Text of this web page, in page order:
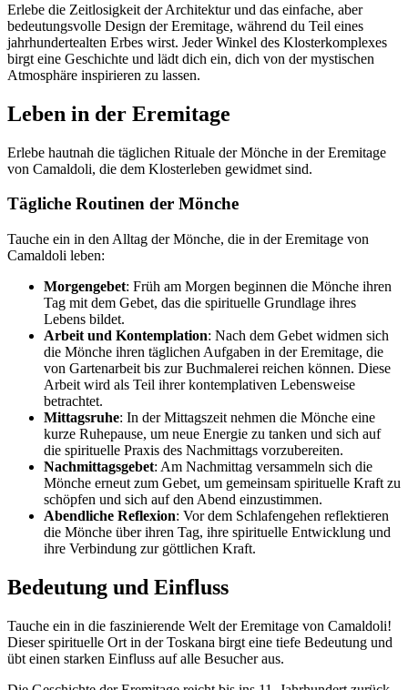
Erlebe die Zeitlosigkeit der Architektur und das einfache, aber
bedeutungsvolle Design der Eremitage, während du Teil eines
jahrhundertealten Erbes wirst. Jeder Winkel des Klosterkomplexes
birgt eine Geschichte und lädt dich ein, dich von der mystischen
Atmosphäre inspirieren zu lassen.
Leben in der Eremitage
Erlebe hautnah die täglichen Rituale der Mönche in der Eremitage
von Camaldoli, die dem Klosterleben gewidmet sind.
Tägliche Routinen der Mönche
Tauche ein in den Alltag der Mönche, die in der Eremitage von
Camaldoli leben:
Morgengebet: Früh am Morgen beginnen die Mönche ihren
Tag mit dem Gebet, das die spirituelle Grundlage ihres
Lebens bildet.
Arbeit und Kontemplation: Nach dem Gebet widmen sich
die Mönche ihren täglichen Aufgaben in der Eremitage, die
von Gartenarbeit bis zur Buchmalerei reichen können. Diese
Arbeit wird als Teil ihrer kontemplativen Lebensweise
betrachtet.
Mittagsruhe: In der Mittagszeit nehmen die Mönche eine
kurze Ruhepause, um neue Energie zu tanken und sich auf
die spirituelle Praxis des Nachmittags vorzubereiten.
Nachmittagsgebet: Am Nachmittag versammeln sich die
Mönche erneut zum Gebet, um gemeinsam spirituelle Kraft zu
schöpfen und sich auf den Abend einzustimmen.
Abendliche Reflexion: Vor dem Schlafengehen reflektieren
die Mönche über ihren Tag, ihre spirituelle Entwicklung und
ihre Verbindung zur göttlichen Kraft.
Bedeutung und Einfluss
Tauche ein in die faszinierende Welt der Eremitage von Camaldoli!
Dieser spirituelle Ort in der Toskana birgt eine tiefe Bedeutung und
übt einen starken Einfluss auf alle Besucher aus.